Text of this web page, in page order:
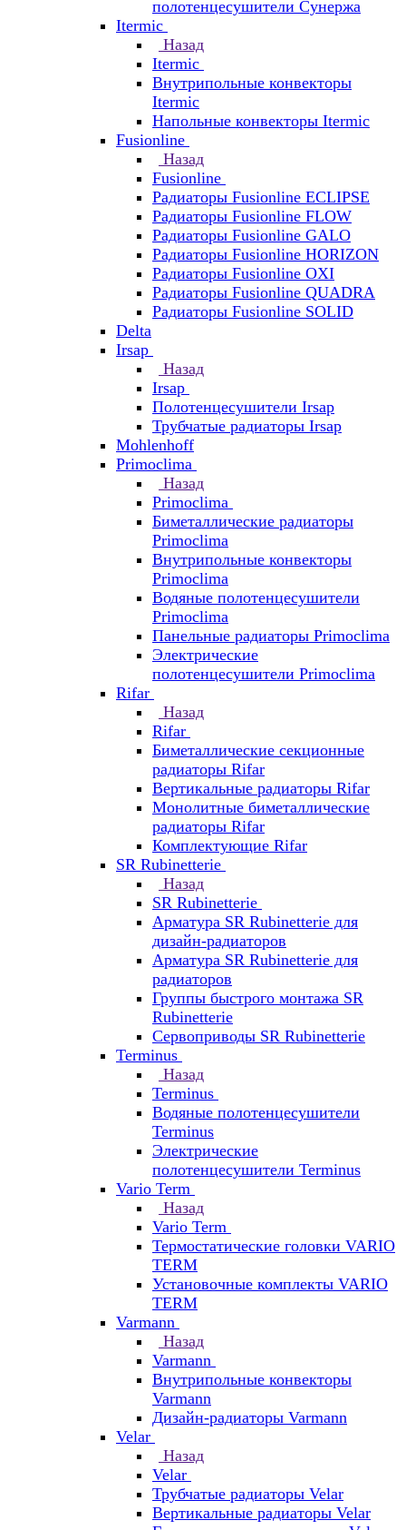
полотенцесушители Сунержа
Itermic
Назад
Itermic
Внутрипольные конвекторы
Itermic
Напольные конвекторы Itermic
Fusionline
Назад
Fusionline
Радиаторы Fusionline ECLIPSE
Радиаторы Fusionline FLOW
Радиаторы Fusionline GALO
Радиаторы Fusionline HORIZON
Радиаторы Fusionline OXI
Радиаторы Fusionline QUADRA
Радиаторы Fusionline SOLID
Delta
Irsap
Назад
Irsap
Полотенцесушители Irsap
Трубчатые радиаторы Irsap
Mohlenhoff
Primoclima
Назад
Primoclima
Биметаллические радиаторы
Primoclima
Внутрипольные конвекторы
Primoclima
Водяные полотенцесушители
Primoclima
Панельные радиаторы Primoclima
Электрические
полотенцесушители Primoclima
Rifar
Назад
Rifar
Биметаллические секционные
радиаторы Rifar
Вертикальные радиаторы Rifar
Монолитные биметаллические
радиаторы Rifar
Комплектующие Rifar
SR Rubinetterie
Назад
SR Rubinetterie
Арматура SR Rubinetterie для
дизайн-радиаторов
Арматура SR Rubinetterie для
радиаторов
Группы быстрого монтажа SR
Rubinetterie
Сервоприводы SR Rubinetterie
Terminus
Назад
Terminus
Водяные полотенцесушители
Terminus
Электрические
полотенцесушители Terminus
Vario Term
Назад
Vario Term
Термостатические головки VARIO
TERM
Установочные комплекты VARIO
TERM
Varmann
Назад
Varmann
Внутрипольные конвекторы
Varmann
Дизайн-радиаторы Varmann
Velar
Назад
Velar
Трубчатые радиаторы Velar
Вертикальные радиаторы Velar